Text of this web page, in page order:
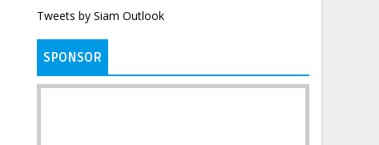
Tweets by Siam Outlook
SPONSOR